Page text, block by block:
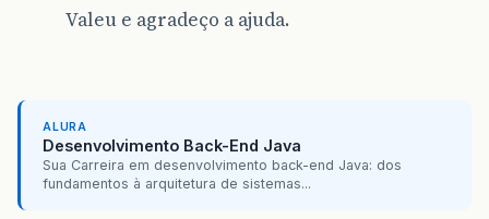
Valeu e agradeço a ajuda.
ALURA
Desenvolvimento Back-End Java
Sua Carreira em desenvolvimento back-end Java: dos
fundamentos à arquitetura de sistemas...